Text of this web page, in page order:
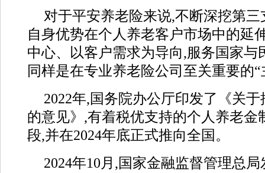
对于平安养老险来说,不断深挖第
自身优势在个人养老客户市场中的延
中心、以客户需求为导向,服务国家与
同样是在专业养老险公司至关重要的
2022年,国务院办公厅印发了《关
的意见》,有着税优支持的个人养老金
段,并在2024年底正式推向全国。
2024年10月,国家金融监督管理总